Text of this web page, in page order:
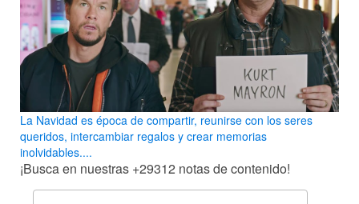
La Navidad es época de compartir, reunirse con los seres
queridos, intercambiar regalos y crear memorias
inolvidables....
¡Busca en nuestras +29312 notas de contenido!